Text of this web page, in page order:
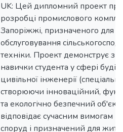
UK: Цей дипломний проект
розробці промислового
Запоріжжі, призначеного для
обслуговування
техніки. Проект демонструє
навички студента у сфері
цивільної інженерії
створюючи інноваційний,
та екологічно безпечний
відповідає сучасним вимогам
споруд і призначений для